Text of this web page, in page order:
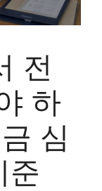
전
하
심
준